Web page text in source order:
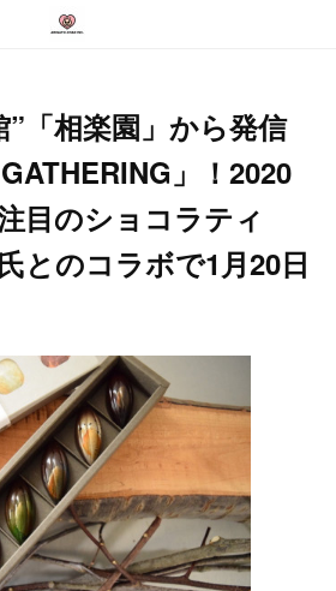
”「相楽園」から発信
」！2020
目のショコラティ
とのコラボで1月20日